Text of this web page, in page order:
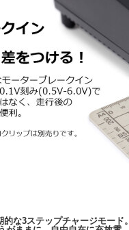
な3ステップチャージモード。